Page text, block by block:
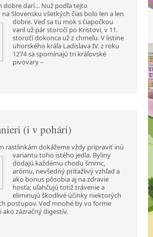
dobre darí… Nuž podľa tejto
Slovensku všetkých čias bolo len a len
dobre. Veď sa tu mok s čiapočkou
varil už pár storočí po Kristovi, v 11.
storočí dokonca už z chmeľu. V listine
uhorského kráľa Ladislava IV. z roku
1274 sa spomínajú tri kráľovské
pivovary –
(i v pohári)
rastlinkám dokážeme vždy pripraviť inú
variantu toho istého jedla. Byliny
dodajú každému chodu šmrnc,
arómu, nevšedný príťažlivý vzhľad a
ako bonus pôsobia aj na zdravie
hosťa; uľahčujú totiž trávenie a
eliminujú škodlivé účinky niektorých
postupov. Veď mnohé by vo forme
zázračný digestív.